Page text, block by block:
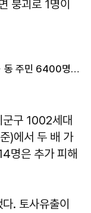
붕괴로 1명이
괴산댐 물이 넘쳤다… 충주 6개 읍ㆍ면ㆍ동 주민 6400명 긴급 대피
구 1002세대
)에서 두 배 가
명은 추가 피해
. 토사유출이